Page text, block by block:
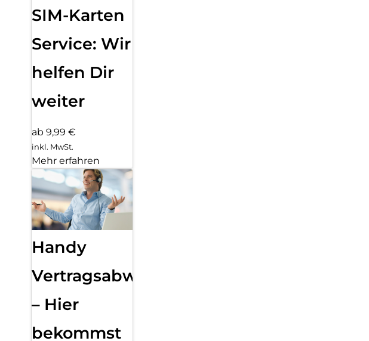
SIM-Karten
Service: Wir
helfen Dir
weiter
ab 9,99 €
inkl. MwSt.
Mehr erfahren
Handy
Vertragsabwicklung
– Hier
bekommst